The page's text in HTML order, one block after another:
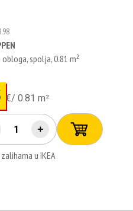
spolja, 0.81 m²
€/ 0.81 m²
＋
u IKEA